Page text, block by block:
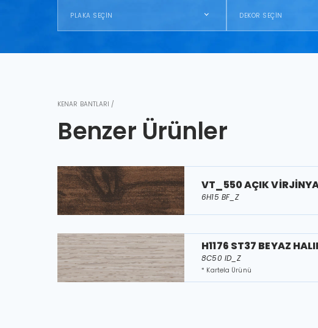
PLAKA SEÇİN DEKOR SEÇİN
KENAR BANTLARI /
Benzer Ürünler
VT_550 AÇIK
6H15 BF_Z
H1176 ST37 BEYAZ
8C50 ID_Z
* Kartela Ürünü